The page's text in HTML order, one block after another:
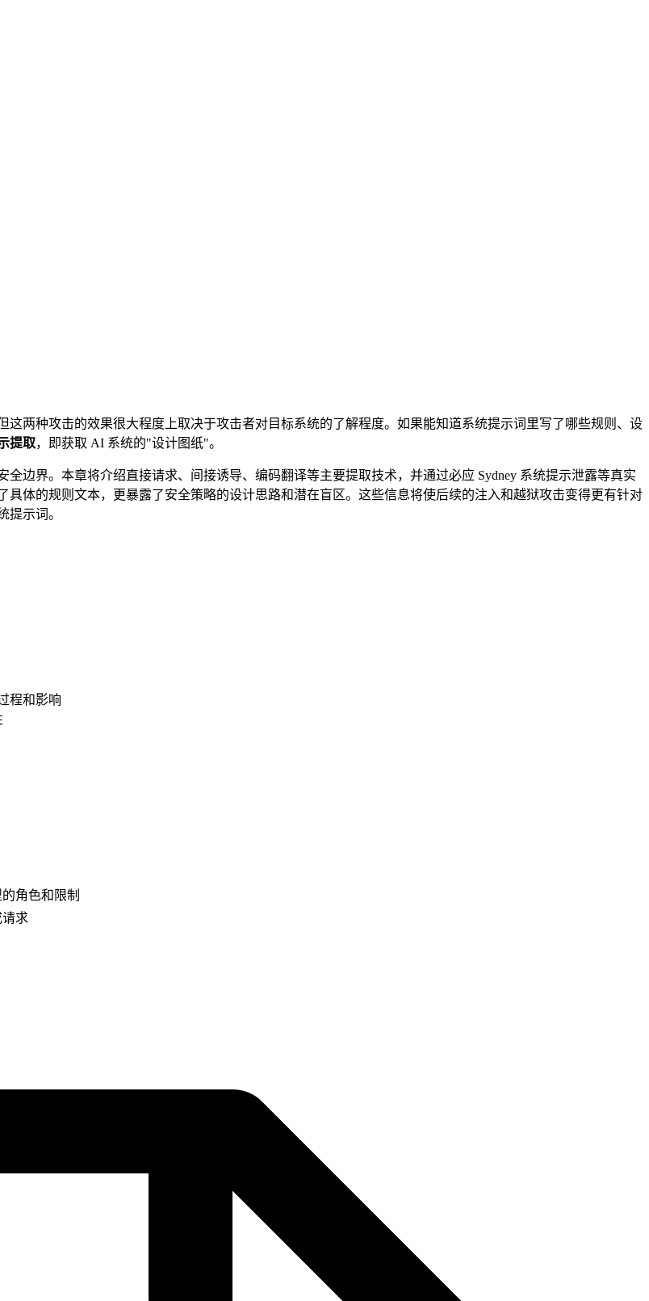
两种攻击的效果很大程度上取决于攻击者对目标系统的了解程度。如果能知道系统提示词里写了哪些规则、设
提取，即获取 AI 系统的"设计图纸"。
边界。本章将介绍直接请求、间接诱导、编码翻译等主要提取技术，并通过必应 Sydney 系统提示泄露等真实
体的规则文本，更暴露了安全策略的设计思路和潜在盲区。这些信息将使后续的注入和越狱攻击变得更有针对
提示词。
程和影响
角色和限制
求